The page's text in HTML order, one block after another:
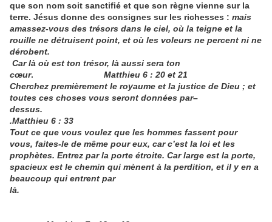
que son nom soit sanctifié et que son règne vienne sur la
terre. Jésus donne des consignes sur les richesses : mais
amassez-vous des trésors dans le ciel, où la teigne et la
rouille ne détruisent point, et où les voleurs ne percent ni ne
dérobent.
Car là où est ton trésor, là aussi sera ton
cœur. Matthieu 6 : 20 et 21
Cherchez premièrement le royaume et la justice de Dieu ; et
toutes ces choses vous seront données par–
dessus.
.Matthieu 6 : 33
Tout ce que vous voulez que les hommes fassent pour
vous, faites-le de même pour eux, car c’est la loi et les
prophètes. Entrez par la porte étroite. Car large est la porte,
spacieux est le chemin qui mènent à la perdition, et il y en a
beaucoup qui entrent par
là.